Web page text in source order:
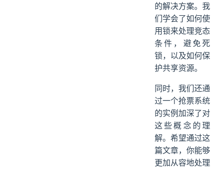
的解决方案。我
们学会了如何使
用锁来处理竞态
条件，避免死
锁，以及如何保
护共享资源。
同时，我们还通
过一个抢票系统
的实例加深了对
这些概念的理
解。希望通过这
篇文章，你能够
更加从容地处理